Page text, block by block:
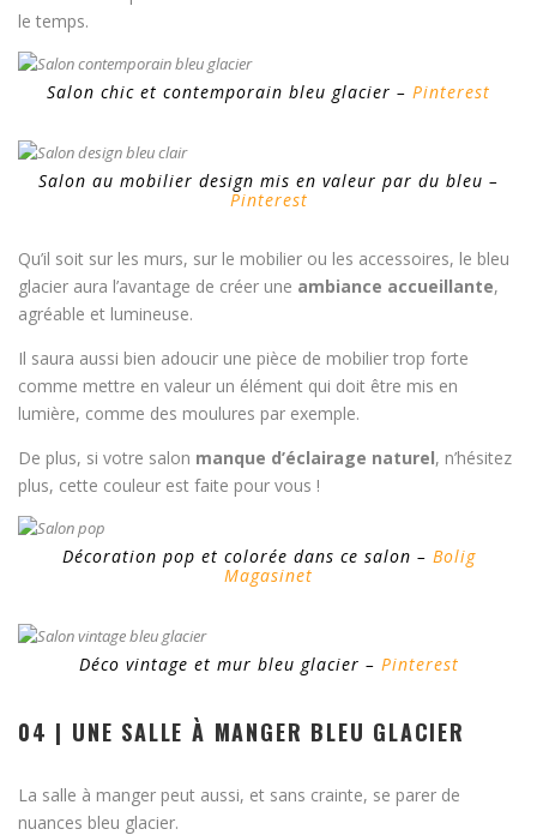
le temps.
Salon chic et contemporain bleu glacier – Pinterest
Salon au mobilier design mis en valeur par du bleu –
Pinterest
Qu’il soit sur les murs, sur le mobilier ou les accessoires, le bleu
glacier aura l’avantage de créer une ambiance accueillante,
agréable et lumineuse.
Il saura aussi bien adoucir une pièce de mobilier trop forte
comme mettre en valeur un élément qui doit être mis en
lumière, comme des moulures par exemple.
De plus, si votre salon manque d’éclairage naturel, n’hésitez
plus, cette couleur est faite pour vous !
Décoration pop et colorée dans ce salon – Bolig
Magasinet
Déco vintage et mur bleu glacier – Pinterest
04 | UNE SALLE À MANGER BLEU GLACIER
La salle à manger peut aussi, et sans crainte, se parer de
nuances bleu glacier.